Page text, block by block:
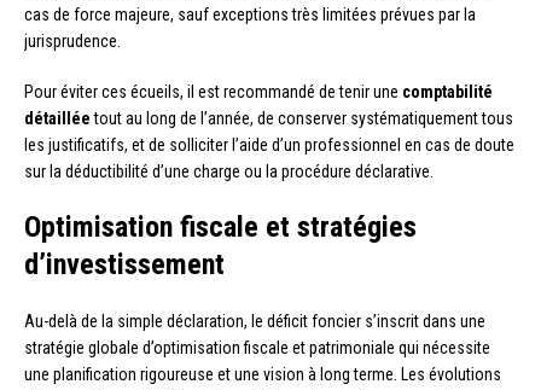
cas de force majeure, sauf exceptions très limitées prévues par la
jurisprudence.
Pour éviter ces écueils, il est recommandé de tenir une comptabilité
détailléetout au long de l’année, de conserver systématiquement tous
les justificatifs, et de solliciter l’aide d’un professionnel en cas de doute
sur la déductibilité d’une charge ou la procédure déclarative.
Optimisation fiscale et stratégies
d’investissement
Au-delà de la simple déclaration, le déficit foncier s’inscrit dans une
stratégie globale d’optimisation fiscale et patrimoniale qui nécessite
une planification rigoureuse et une vision à long terme. Les évolutions